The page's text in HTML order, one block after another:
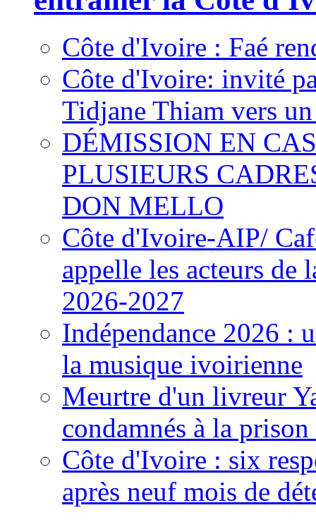
Côte d'Ivoire : Faé
Côte d'Ivoire: invité
Tidjane Thiam vers
DÉMISSION EN
PLUSIEURS
DON MELLO
Côte d'Ivoire-AIP/
appelle les acteurs de
2026-2027
Indépendance 2026 :
la musique ivoirienne
Meurtre d'un livreur
condamnés à la
Côte d'Ivoire : six
après neuf mois de